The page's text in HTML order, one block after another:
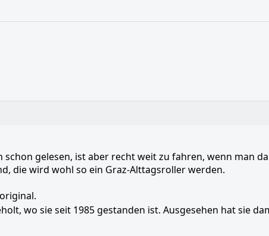
gelesen, ist aber recht weit zu fahren, wenn man
die wird wohl so ein Graz-Alttagsroller werden.
wo sie seit 1985 gestanden ist. Ausgesehen hat sie